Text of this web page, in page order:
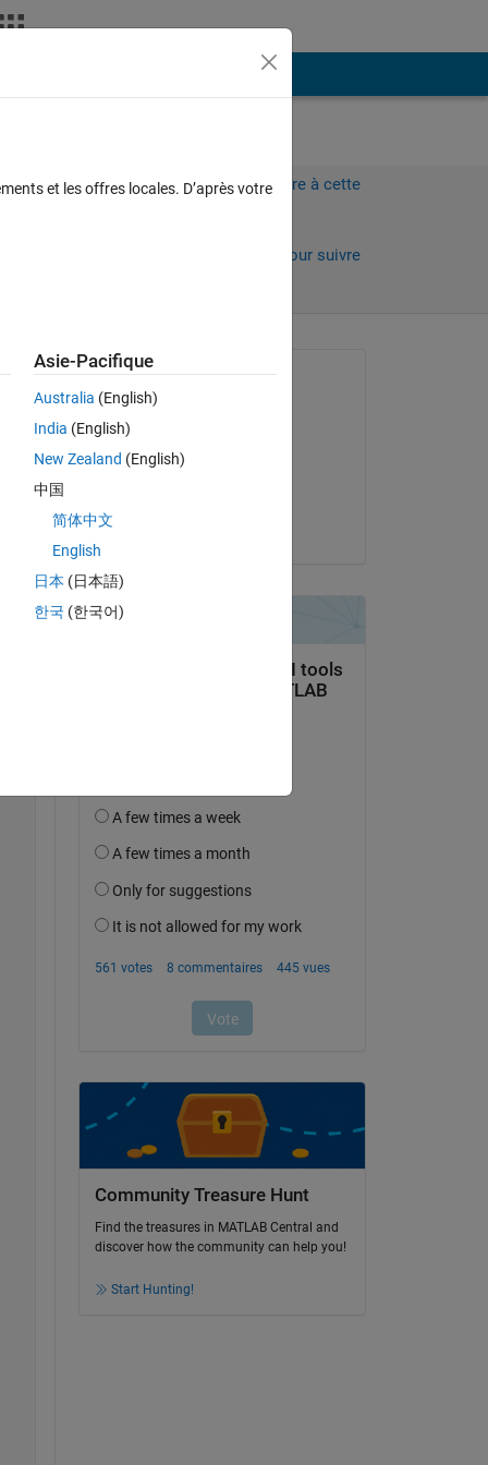
Connectez-vous pour répondre à cette
Connectez-vous pour suivre
anciens
Kate
le 14 Oct 2013
le 15 Oct 2013
Community Treasure Hunt
Find the treasures in MATLAB Central and
discover how the community can help you!
Start Hunting!
et les offres locales. D’après votre
Asie-Pacifique
Australia (English)
India (English)
New Zealand (English)
中国
简体中文
English
日本 (日本語)
한국 (한국어)